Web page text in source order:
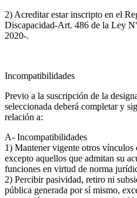
2) Acreditar estar inscripto en el
Discapacidad-Art. 486 de la Ley
2020-.
Incompatibilidades
Previo a la suscripción de la
seleccionada deberá completar y
relación a:
A- Incompatibilidades
1) Mantener vigente otros
excepto aquellos que admitan su
funciones en virtud de norma
2) Percibir pasividad, retiro ni
pública generada por sí mismo,